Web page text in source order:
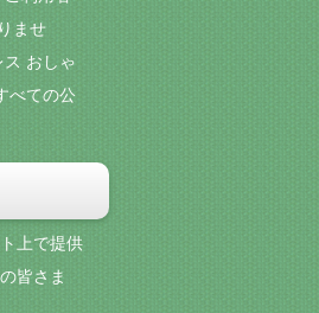
ませ
おしゃ
べての公
上で提供
皆さま